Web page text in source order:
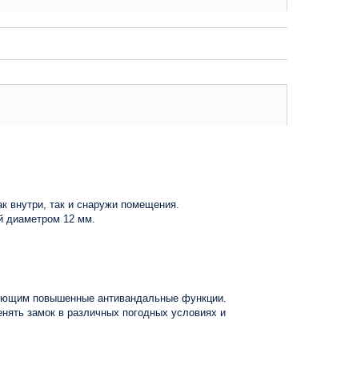
внутри, так и снаружи помещения.
диаметром 12 мм.
повышенные антивандальные функции.
замок в различных погодных условиях и